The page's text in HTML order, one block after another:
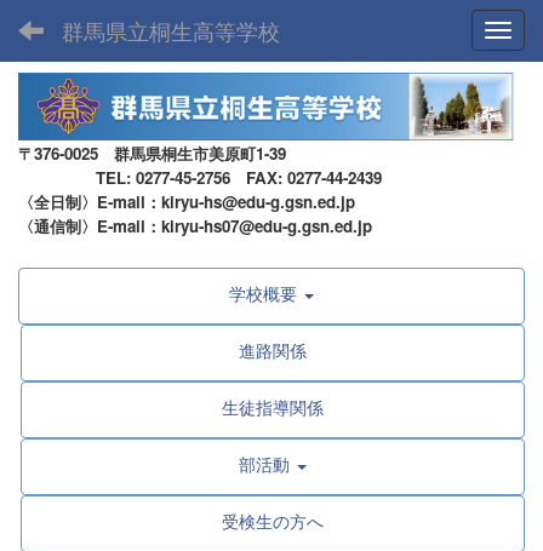
群馬県立桐生高等学校
〒376-0025 群馬県桐生市美原町1-39
TEL: 0277-45-2756 FAX: 0277-44-2439
〈全日制〉E-mail：kiryu-hs@edu-g.gsn.ed.jp
〈通信制〉E-mail：kiryu-hs07@edu-g.gsn.ed.jp
学校概要
進路関係
生徒指導関係
部活動
受検生の方へ